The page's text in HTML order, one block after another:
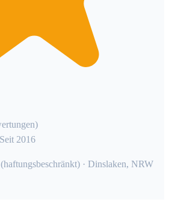
2016
· Dinslaken, NRW